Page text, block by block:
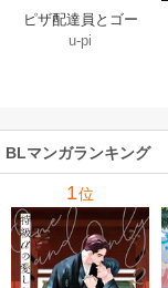
ピザ配達員とゴー
ルドパレス【タテ
u-pi
BLマンガランキング
1位